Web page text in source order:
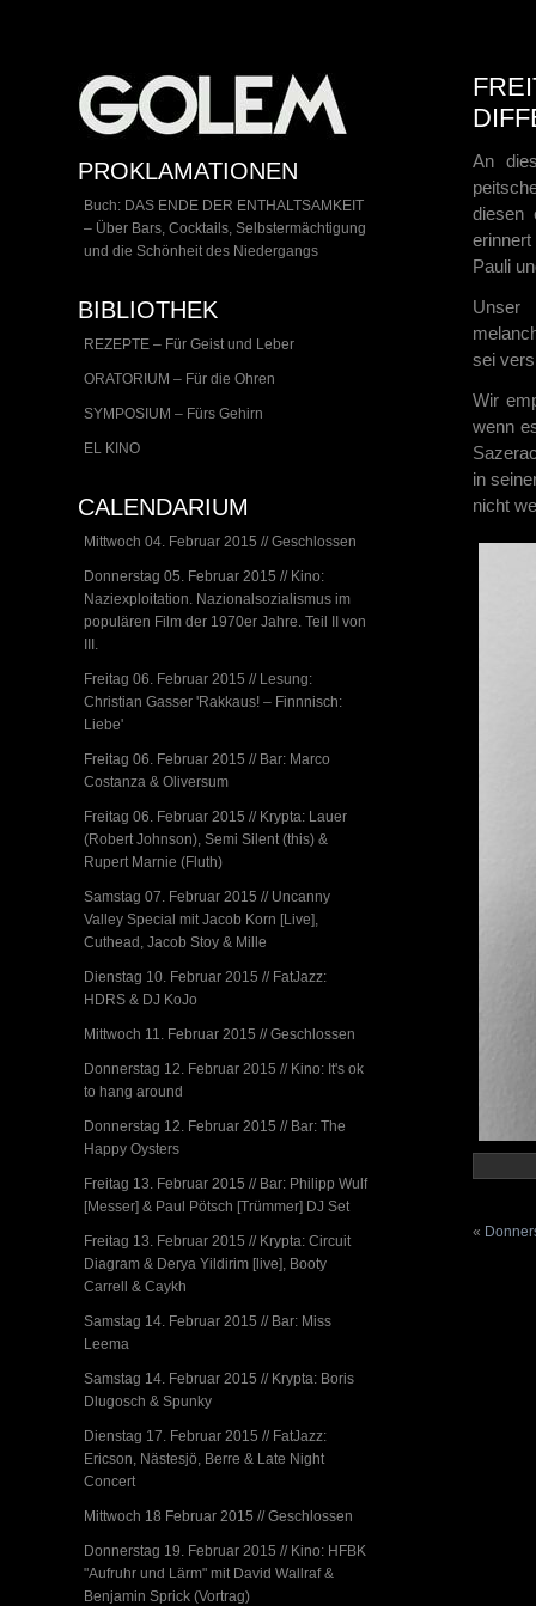
PROKLAMATIONEN
Buch: DAS ENDE DER ENTHALTSAMKEIT
– Über Bars, Cocktails, Selbstermächtigung
und die Schönheit des Niedergangs
BIBLIOTHEK
REZEPTE – Für Geist und Leber
ORATORIUM – Für die Ohren
SYMPOSIUM – Fürs Gehirn
EL KINO
CALENDARIUM
Mittwoch 04. Februar 2015 // Geschlossen
Donnerstag 05. Februar 2015 // Kino:
Naziexploitation. Nazionalsozialismus im
populären Film der 1970er Jahre. Teil II von
III.
Freitag 06. Februar 2015 // Lesung:
Christian Gasser 'Rakkaus! – Finnnisch:
Liebe'
Freitag 06. Februar 2015 // Bar: Marco
Costanza & Oliversum
Freitag 06. Februar 2015 // Krypta: Lauer
(Robert Johnson), Semi Silent (this) &
Rupert Marnie (Fluth)
Samstag 07. Februar 2015 // Uncanny
Valley Special mit Jacob Korn [Live],
Cuthead, Jacob Stoy & Mille
Dienstag 10. Februar 2015 // FatJazz:
HDRS & DJ KoJo
Mittwoch 11. Februar 2015 // Geschlossen
Donnerstag 12. Februar 2015 // Kino: It's ok
to hang around
Donnerstag 12. Februar 2015 // Bar: The
Happy Oysters
Freitag 13. Februar 2015 // Bar: Philipp Wulf
[Messer] & Paul Pötsch [Trümmer] DJ Set
Freitag 13. Februar 2015 // Krypta: Circuit
Diagram & Derya Yildirim [live], Booty
Carrell & Caykh
Samstag 14. Februar 2015 // Bar: Miss
Leema
Samstag 14. Februar 2015 // Krypta: Boris
Dlugosch & Spunky
Dienstag 17. Februar 2015 // FatJazz:
Ericson, Nästesjö, Berre & Late Night
Concert
Mittwoch 18 Februar 2015 // Geschlossen
Donnerstag 19. Februar 2015 // Kino: HFBK
"Aufruhr und Lärm" mit David Wallraf &
Benjamin Sprick (Vortrag)
An
diesen
Pauli
Unser
sei
Wir
wenn
in
nicht
«